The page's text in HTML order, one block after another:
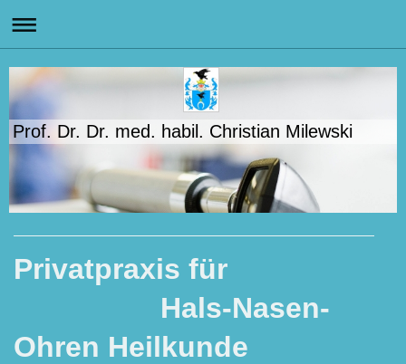
Prof. Dr. Dr. med. habil. Christian Milewski
Privatpraxis für
Hals-Nasen-
Ohren Heilkunde